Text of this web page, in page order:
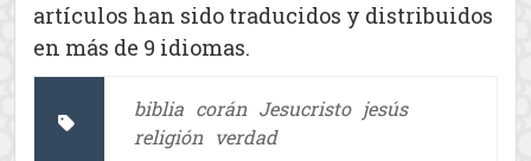
artículos han sido traducidos y distribuidos
en más de 9 idiomas.
biblia corán Jesucristo jesús
religión verdad